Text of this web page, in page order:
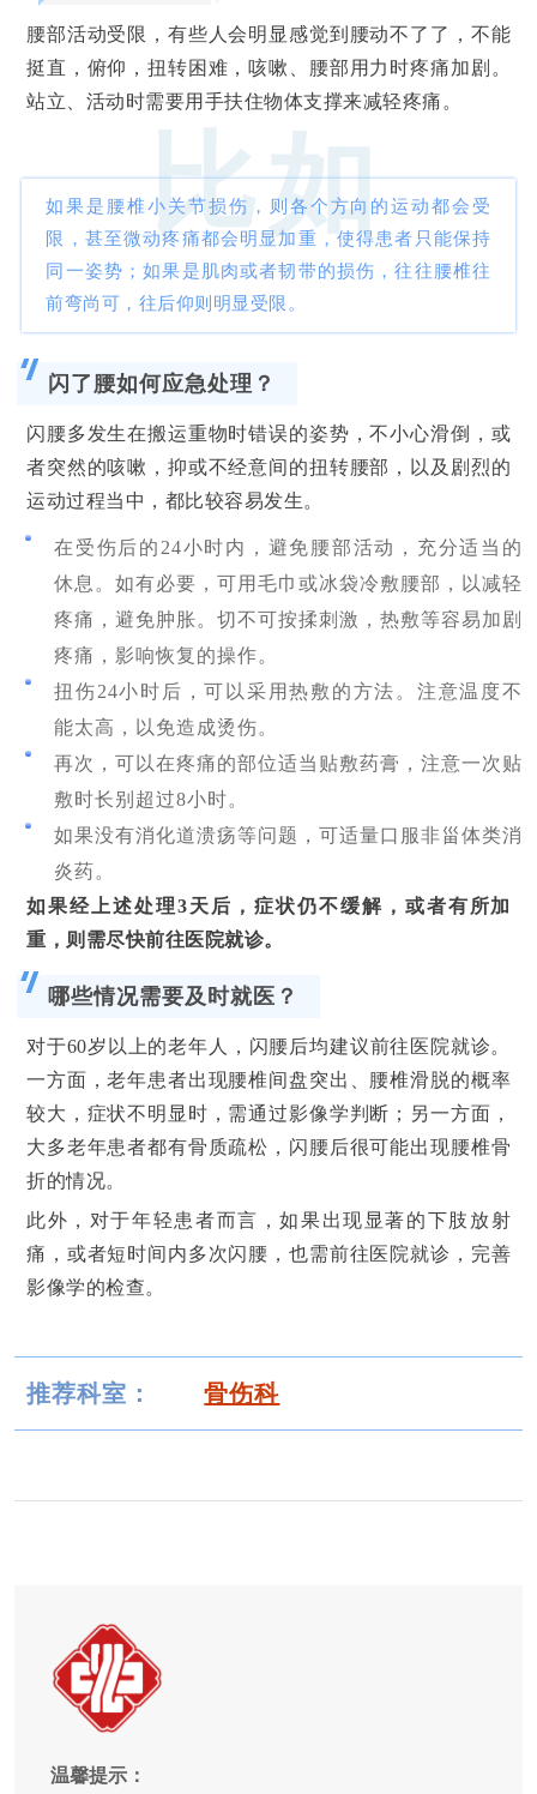
腰部活动受限，有些人会明显感觉到腰动不了了，不能
挺直，俯仰，扭转困难，咳嗽、腰部用力时疼痛加剧。
站立、活动时需要用手扶住物体支撑来减轻疼痛 。
比如
如果是腰椎小关节损伤，则各个方向的运动都会受
限，甚至微动疼痛都会明显加重，使得患者只能保持
同一姿势；如果是肌肉或者韧带的损伤，往往腰椎往
前弯尚可，往后仰则明显受限。
闪了腰如何应急处理？
闪腰多发生在搬运重物时错误的姿势，不小心滑倒，或
者突然的咳嗽，抑或不经意间的扭转腰部，以及剧烈的
运动过程当中，都比较容易发生。
在受伤后的24小时内，避免腰部活动，充分适当的
休息。如有必要，可用毛巾或冰袋冷敷腰部，以减轻
疼痛，避免肿胀。切不可按揉刺激，热敷等容易加剧
疼痛，影响恢复的操作。
扭伤24小时后，可以采用热敷的方法。注意温度不
能太高，以免造成烫伤。
再次，可以在疼痛的部位适当贴敷药膏，注意一次贴
敷时长别超过8小时。
如果没有消化道溃疡等问题，可适量口服非甾体类消
炎药。
如果经上述处理3天后，症状仍不缓解，或者有所加
重，则需尽快前往医院就诊。
哪些情况需要及时就医？
对于60岁以上的老年人，闪腰后均建议前往医院就诊。
一方面，老年患者出现腰椎间盘突出、腰椎滑脱的概率
较大，症状不明显时，需通过影像学判断；另一方面，
大多老年患者都有骨质疏松，闪腰后很可能出现腰椎骨
折的情况。
此外，对于年轻患者而言，如果出现显著的下肢放射
痛，或者短时间内多次闪腰，也需前往医院就诊，完善
影像学的检查。
推荐科室： 骨伤科
温馨提示：